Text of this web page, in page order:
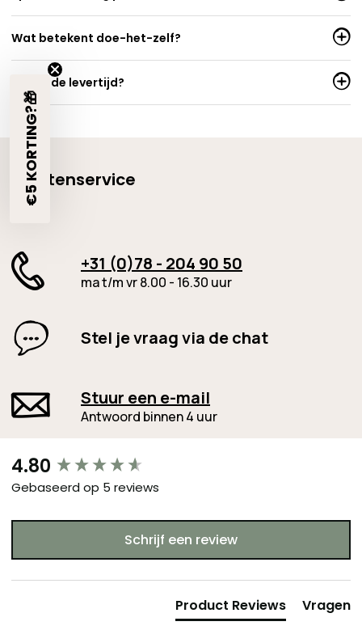
Wat betekent doe-het-zelf?
Wat is de levertijd?
Klantenservice
+31 (0)78 - 204 90 50
ma t/m vr 8.00 - 16.30 uur
Stel je vraag via de chat
Stuur een e-mail
Antwoord binnen 4 uur
4.80
Gebaseerd op 5 reviews
Schrijf een review
Product Reviews Vragen
New content loaded
€5 KORTING?🎁